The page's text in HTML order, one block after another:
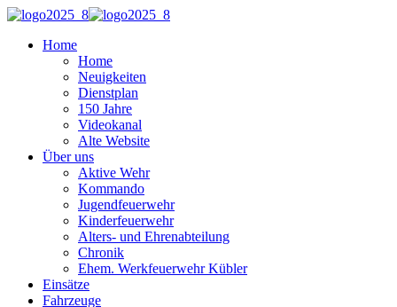
Home
Home
Neuigkeiten
Dienstplan
150 Jahre
Videokanal
Alte Website
Über uns
Aktive Wehr
Kommando
Jugendfeuerwehr
Kinderfeuerwehr
Alters- und Ehrenabteilung
Chronik
Ehem. Werkfeuerwehr Kübler
Einsätze
Fahrzeuge